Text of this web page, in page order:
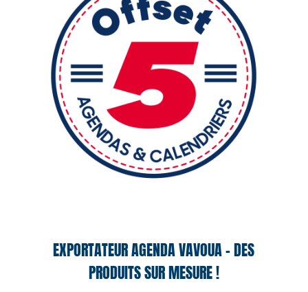
EXPORTATEUR AGENDA VAVOUA – DES
PRODUITS SUR MESURE !